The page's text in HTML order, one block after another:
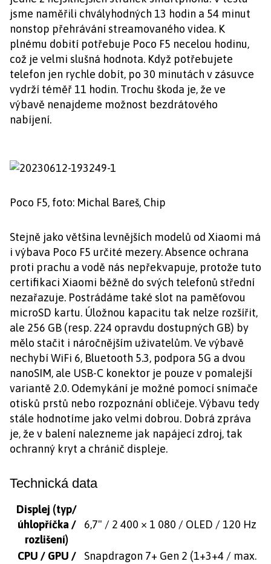
jsme naměřili chvályhodných 13 hodin a 54 minut
nonstop přehrávání streamovaného videa. K
plnému dobití potřebuje Poco F5 necelou hodinu,
což je velmi slušná hodnota. Když potřebujete
telefon jen rychle dobít, po 30 minutách v zásuvce
vydrží téměř 11 hodin. Trochu škoda je, že ve
výbavě nenajdeme možnost bezdrátového
nabíjení.
Poco F5, foto: Michal Bareš, Chip
Stejně jako většina levnějších modelů od Xiaomi má
i výbava Poco F5 určité mezery. Absence ochrana
proti prachu a vodě nás nepřekvapuje, protože tuto
certifikaci Xiaomi běžně do svých telefonů střední
nezařazuje. Postrádáme také slot na paměťovou
microSD kartu. Úložnou kapacitu tak nelze rozšířit,
ale 256 GB (resp. 224 opravdu dostupných GB) by
mělo stačit i náročnějším uživatelům. Ve výbavě
nechybí WiFi 6, Bluetooth 5.3, podpora 5G a dvou
nanoSIM, ale USB-C konektor je pouze v pomalejší
variantě 2.0. Odemykání je možné pomocí snímače
otisků prstů nebo rozpoznání obličeje. Výbavu tedy
stále hodnotíme jako velmi dobrou. Dobrá zpráva
je, že v balení nalezneme jak napájecí zdroj, tak
ochranný kryt a chránič displeje.
Technická data
Displej (typ/
úhlopříčka /
rozlišení)
6,7" / 2 400 × 1 080 / OLED / 120 Hz
CPU / GPU /
Snapdragon 7+ Gen 2 (1+3+4 / max.